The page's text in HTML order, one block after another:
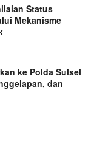
Status
Mekanisme
ke Polda Sulsel
dan